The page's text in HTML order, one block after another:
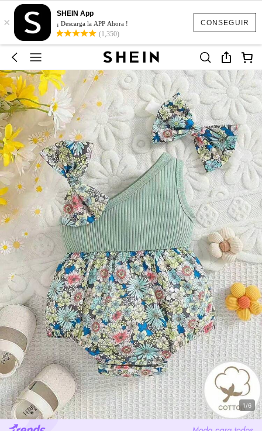
CONSEGUIR
×
SHEIN App
¡ Descarga la APP Ahora !
(1,350)
1/6